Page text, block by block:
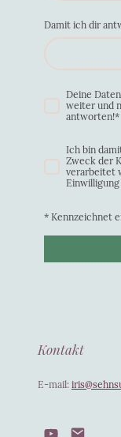
Damit ich dir
Deine
weiter und
antworten!*
Ich bin
Zweck der
verarbeitet
* Kennzeichnet
Kontakt
E-mail: